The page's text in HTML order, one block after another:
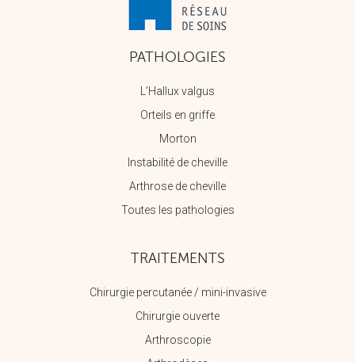
PATHOLOGIES
L’Hallux valgus
Orteils en griffe
Morton
Instabilité de cheville
Arthrose de cheville
Toutes les pathologies
TRAITEMENTS
Chirurgie percutanée / mini-invasive
Chirurgie ouverte
Arthroscopie